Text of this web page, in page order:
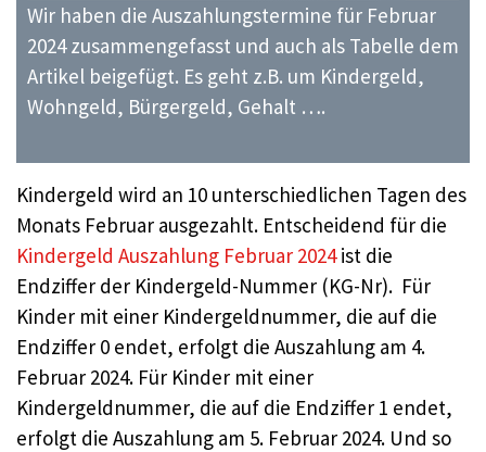
Wir haben die Auszahlungstermine für Februar
2024 zusammengefasst und auch als Tabelle dem
Artikel beigefügt. Es geht z.B. um Kindergeld,
Wohngeld, Bürgergeld, Gehalt ….
Kindergeld wird an 10 unterschiedlichen Tagen des
Monats Februar ausgezahlt. Entscheidend für die
Kindergeld Auszahlung Februar 2024ist die
Endziffer der Kindergeld-Nummer (KG-Nr). Für
Kinder mit einer Kindergeldnummer, die auf die
Endziffer 0 endet, erfolgt die Auszahlung am 4.
Februar 2024. Für Kinder mit einer
Kindergeldnummer, die auf die Endziffer 1 endet,
erfolgt die Auszahlung am 5. Februar 2024. Und so